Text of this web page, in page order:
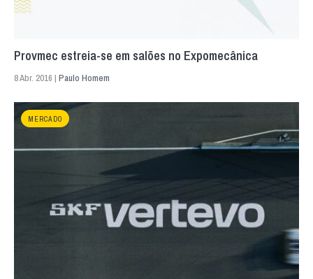
Provmec estreia-se em salões no Expomecânica
8 Abr. 2016 | Paulo Homem
MERCADO